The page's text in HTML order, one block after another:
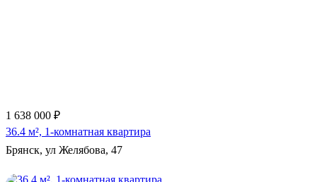
1 638 000 ₽
36.4 м², 1-комнатная квартира
Брянск, ул Желябова, 47